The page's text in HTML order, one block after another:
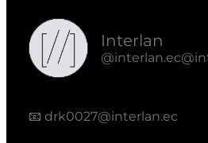
Interlan
📧 drk0027@interlan.ec